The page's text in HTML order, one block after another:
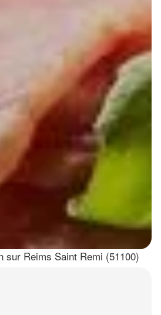
sur Reims Saint Remi (51100)